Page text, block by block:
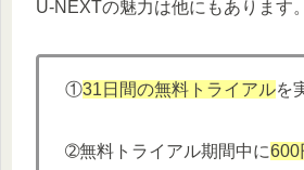
U-NEXTの魅力は他にもあります。
①31日間の無料トライアルを
➁無料トライアル期間中に600